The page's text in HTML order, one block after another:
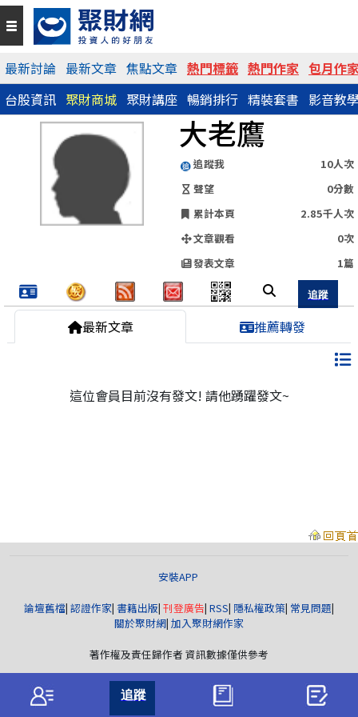
最新討論 最新文章 焦點文章 熱門標籤 熱門作家 包月作
台股資訊 聚財商城 聚財講座 暢銷排行 精裝套書 影音教
大老鷹
追蹤我
10人次
聲望
0分數
累計本頁
2.85千人次
文章觀看
0次
發表文章
1篇
QR Code
https://www.wearn.com/blog.asp?id=86206
分享網址
最新文章 推薦轉發
這位會員目前沒有發文! 請他踴躍發文~
安裝APP
論壇舊檔| 認證作家| 書籍出版| 刊登廣告| RSS| 隱私權政策| 常見問題|
關於聚財網| 加入聚財網作家
著作權及責任歸作者 資訊數據僅供參考
版權所有© wearn.com All Rights Reserved.